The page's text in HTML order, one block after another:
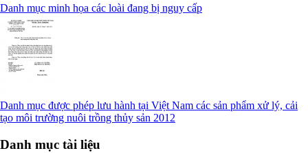
Danh mục minh họa các loài đang bị nguy cấp
Danh mục được phép lưu hành tại Việt Nam các sản phẩm xử lý, cải
tạo môi trường nuôi trồng thủy sản 2012
Danh mục tài liệu